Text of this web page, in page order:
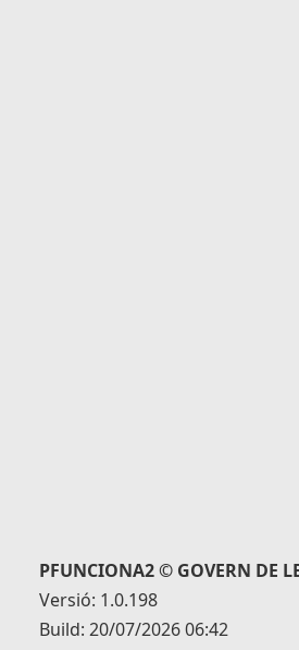
PFUNCIONA2 © GOVERN DE
Versió: 1.0.198
Build: 20/07/2026 06:42